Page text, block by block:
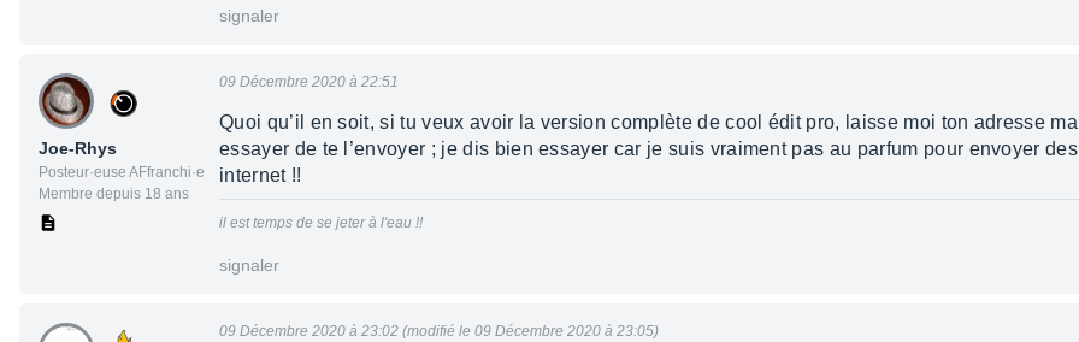
signaler
Joe-Rhys
Posteur·euse AFfranchi·e
Membre depuis 18 ans
09 Décembre 2020 à 22:51
Quoi qu’il en soit, si tu veux avoir la version complète de cool édit pro, laisse moi ton adresse
essayer de te l’envoyer ; je dis bien essayer car je suis vraiment pas au parfum pour envoyer
internet !!
il est temps de se jeter à l'eau !!
signaler
09 Décembre 2020 à 23:02 (modifié le 09 Décembre 2020 à 23:05)